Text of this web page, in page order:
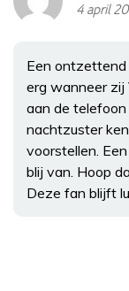
4 april
Een ontzettend
erg wanneer
aan de telefoon
nachtzuster
voorstellen.
blij van. Hoop
Deze fan blijft